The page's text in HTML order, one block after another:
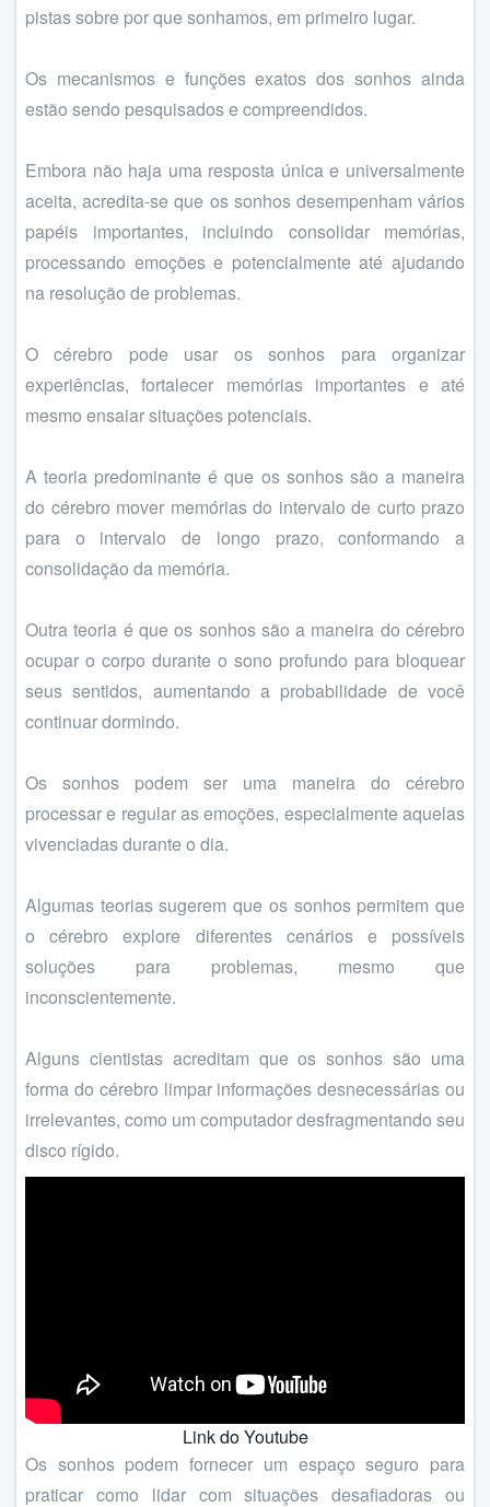
pistas sobre por que sonhamos, em primeiro lugar.
Os mecanismos e funções exatos dos sonhos ainda
estão sendo pesquisados e compreendidos.
Embora não haja uma resposta única e universalmente
aceita, acredita-se que os sonhos desempenham vários
papéis importantes, incluindo consolidar memórias,
processando emoções e potencialmente até ajudando
na resolução de problemas.
O cérebro pode usar os sonhos para organizar
experiências, fortalecer memórias importantes e até
mesmo ensaiar situações potenciais.
A teoria predominante é que os sonhos são a maneira
do cérebro mover memórias do intervalo de curto prazo
para o intervalo de longo prazo, conformando a
consolidação da memória.
Outra teoria é que os sonhos são a maneira do cérebro
ocupar o corpo durante o sono profundo para bloquear
seus sentidos, aumentando a probabilidade de você
continuar dormindo.
Os sonhos podem ser uma maneira do cérebro
processar e regular as emoções, especialmente aquelas
vivenciadas durante o dia.
Algumas teorias sugerem que os sonhos permitem que
o cérebro explore diferentes cenários e possíveis
soluções para problemas, mesmo que
inconscientemente.
Alguns cientistas acreditam que os sonhos são uma
forma do cérebro limpar informações desnecessárias ou
irrelevantes, como um computador desfragmentando seu
disco rígido.
Link do Youtube
Os sonhos podem fornecer um espaço seguro para
praticar como lidar com situações desafiadoras ou